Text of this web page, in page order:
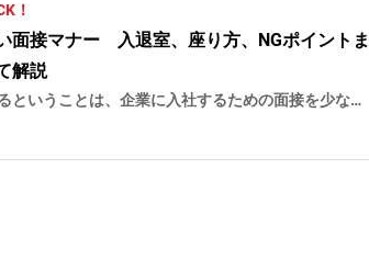
！
面接マナー 入退室、座り方、NGポイントま
解説
ということは、企業に入社するための面接を少なく